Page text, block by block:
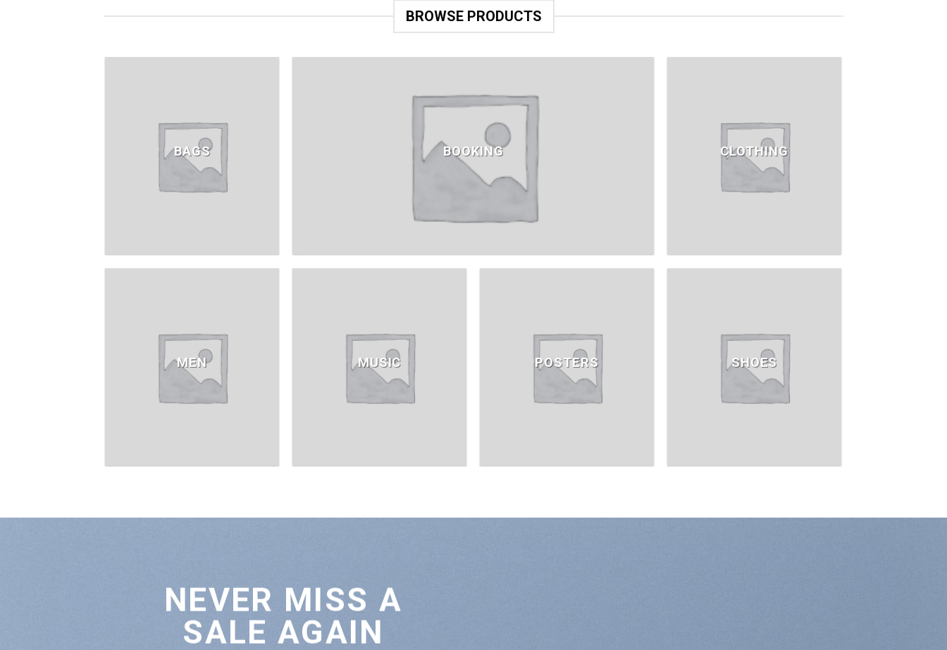
BROWSE PRODUCTS
BAGS BOOKING CLOTHING
MEN MUSIC POSTERS SHOES
NEVER MISS A
SALE AGAIN